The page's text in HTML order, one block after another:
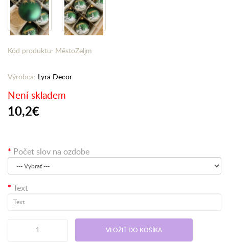
Kód produktu: MěstoZeljm
Výrobca: Lyra Decor
Není skladem
10,2€
Počet slov na ozdobe
Text
VLOŽIŤ DO KOŠÍKA